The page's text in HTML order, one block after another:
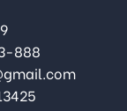
888